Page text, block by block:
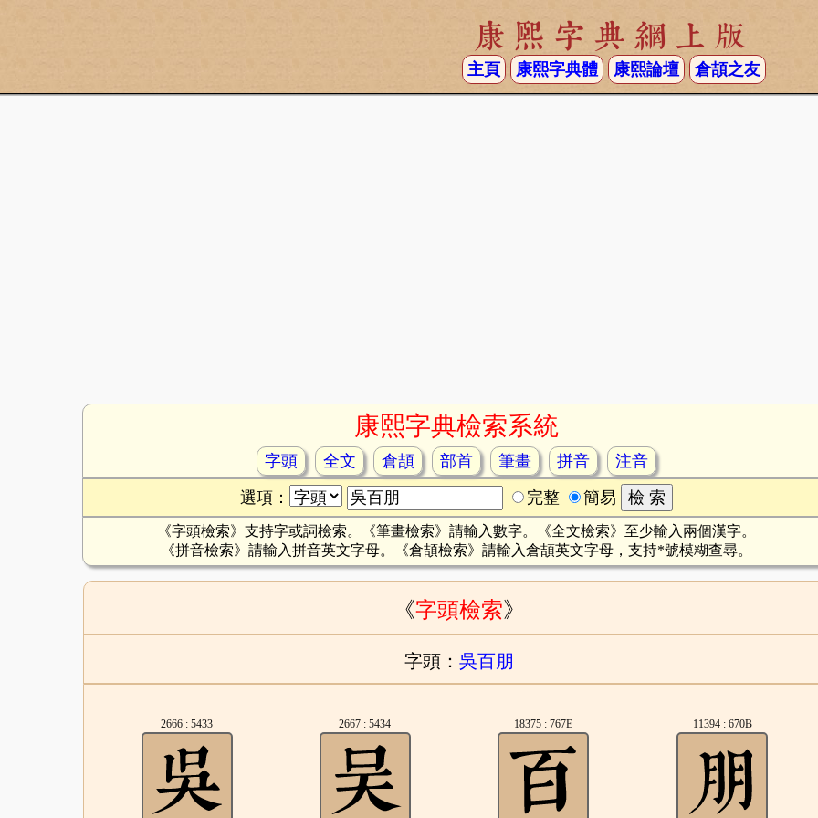
康熙字典網上版
主頁 康熙字典體 康熙論壇 倉頡之友
康熙字典檢索系統
字頭 全文 倉頡 部首 筆畫 拼音
注音
選項：
完整 簡易
《字頭檢索》支持字或詞檢索。《筆畫檢索》請輸入數字。《全文檢索》至少輸入兩個漢字。
《拼音檢索》請輸入拼音英文字母。《倉頡檢索》請輸入倉頡英文字母，支持*號模糊查尋。
《字頭檢索》
字頭： 吳百朋
2666 : 5433 2667 : 5434 18375 : 767E 11394 : 670B